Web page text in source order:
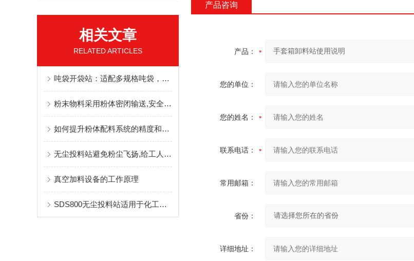
相关文章
RELATED ARTICLES
吨袋开袋站：适配多规格吨袋，灵活满足拆包需求
粉末物料采用粉体密闭输送,安全且环保
如何提升粉体配料系统的精度和效率
无尘投料站避免粉尘飞扬,给工人创造一个舒适的工作环境
真空加料设备的工作原理
SDS800无尘投料站适用于化工、制药等多个行业
产品咨询
产品：
您的单位：
您的姓名：
联系电话：
常用邮箱：
省份：
详细地址：